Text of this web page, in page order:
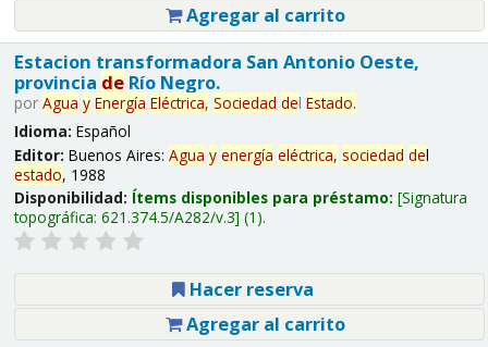
Agregar al carrito
Estacion transformadora San Antonio Oeste,
provincia deRío Negro.
por Agua y Energía Eléctrica, Sociedad del Estado.
Idioma: Español
Editor: Buenos Aires: Agua y energía eléctrica, sociedad del
estado, 1988
Disponibilidad: Ítems disponibles para préstamo: Signatura
topográfica: 621.374.5/A282/v.3 (1).
Hacer reserva
Agregar al carrito